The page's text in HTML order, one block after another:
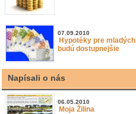
07.09.2010
Hypotéky pre mladých
budú dostupnejšie
Napísali o nás
06.05.2010
Moja Žilina